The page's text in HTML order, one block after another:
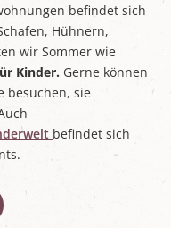
befindet sich
Hühnern,
wir Sommer wie
Kinder. Gerne können
besuchen, sie
befindet sich